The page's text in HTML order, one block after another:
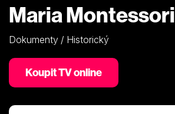
Maria Montessori
Dokumenty / Historický
Koupit TV online